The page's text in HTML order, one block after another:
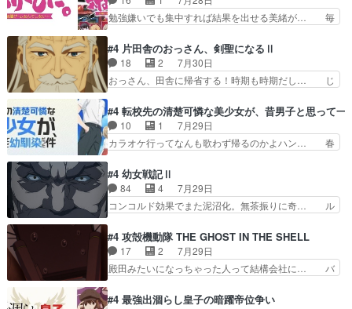
のどうやって運ぶんだよ！？姉… ダラさん、人型
形態にもなれるんか!?w髪…
治郎（中の人的に）仲間であるプレ… ヨコヤの頭
の回転の速さと人間の心理を利用… 夜の国のヨコ
で夜の国の独裁支配を強化、… やはりヨコヤいい
ですね。昼の国が勝てる流… 役で出演いたしまし
た。次回も緊張が止まり…
勉強嫌いでも集中すれば結果を出せる美緒が… 毎
なゲームも相手が強すぎるとやる気無く… テー
マ：テスト勉強と大会感想は、美緒がテ… すげー
ーーーーーーーー良い……。女性声優… 深夜の格
ゲー対戦よりテストの方がよっぽど… 真剣に授業
ストに向けて勉強会！美緒ちゃ… 受験勉強と戦闘
の2択なら戦闘を選ぶ娘w美… 勉強嫌いでバトル
を選ぶって、ひぐらしの沙…
#4 片田舎のおっさん、剣聖になるⅡ
18 2
7月30日
おっさん、田舎に帰省する！時期も時期だし… じ
れない爺さんには夢が詰まってると思う… クル
ニ、ヘンブリッツ、ミュイと一緒におっ… 帰省、
お供ヒロインはクルニ。順番的には確… 父親から
手紙が来た。サーベルボアの退治の… ここでヘン
家に帰ることに・ベリルはミュ… おっさんの親と
なるとお爺ちゃんだよね孫扱… ・ベリル、実家に
帰ることに・ベリルはミュ…
#4 転校先の清楚可憐な美少女が、昔男子と思って一
10 1
7月29日
カラオケ行ってなんも歌わず帰るのかよハン… 春
やらあの女優さんが春希のお母さんのよ… 春希ち
ゃん姫ちゃんに野菜の子も凄え可愛い… 隼人くん
のスマホを買いに行ってたけど完全… 第４話を
U-NEXTで視聴しました。視聴… スマホを買うた
見始めてたけどなんだかん… いきなりシリアス展
開ぶち込んでくるじゃん… 春希の家庭事情は複
雑。食事とか隼人が親身…
#4 幼女戦記Ⅱ
84 4
7月29日
コンコルド効果でまた泥沼化。無茶振りに奇… ル
グを更新しました!!宜しければ、是非… 計画通り
にはいかないね笑やり遂げた(ほぼ… 今回もター
ニャに不都合なことがあったりし… 白髪の男性が
語った家族を失った喪無感が、… 連邦に対して有
油を注ぐターニャの勝利軍… 犠牲を払っても良い
#4 攻殻機動隊 THE GHOST IN THE SHELL
17 2
7月29日
殿田みたいになっちゃった人って結構会社に… バ
見た目もうただのロボでしかないんだよ… 俺らの
#4 最強出涸らし皇子の暗躍帝位争い